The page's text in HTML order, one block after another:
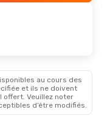
au cours des
et ils ne doivent
offert. Veuillez noter
d’être modifiés.